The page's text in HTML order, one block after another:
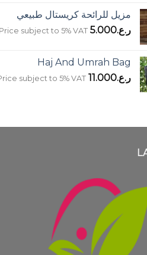
مزيل للرائحة كريستال طبيعي
ر.ع.5.000
Price subject to 5% VAT
Haj And Umrah Bag
ر.ع.11.000
subject to 5% VAT